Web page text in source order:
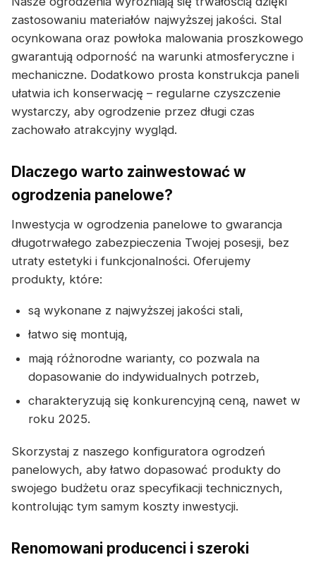
zastosowaniu materiałów najwyższej jakości. Stal
ocynkowana oraz powłoka malowania proszkowego
gwarantują odporność na warunki atmosferyczne i
mechaniczne. Dodatkowo prosta konstrukcja paneli
ułatwia ich konserwację – regularne czyszczenie
wystarczy, aby ogrodzenie przez długi czas
zachowało atrakcyjny wygląd.
Dlaczego warto zainwestować w
ogrodzenia panelowe?
Inwestycja w ogrodzenia panelowe to gwarancja
długotrwałego zabezpieczenia Twojej posesji, bez
utraty estetyki i funkcjonalności. Oferujemy
produkty, które:
są wykonane z najwyższej jakości stali,
łatwo się montują,
mają różnorodne warianty, co pozwala na
dopasowanie do indywidualnych potrzeb,
charakteryzują się konkurencyjną ceną, nawet w
roku 2025.
Skorzystaj z naszego konfiguratora ogrodzeń
panelowych, aby łatwo dopasować produkty do
swojego budżetu oraz specyfikacji technicznych,
kontrolując tym samym koszty inwestycji.
Renomowani producenci i szeroki